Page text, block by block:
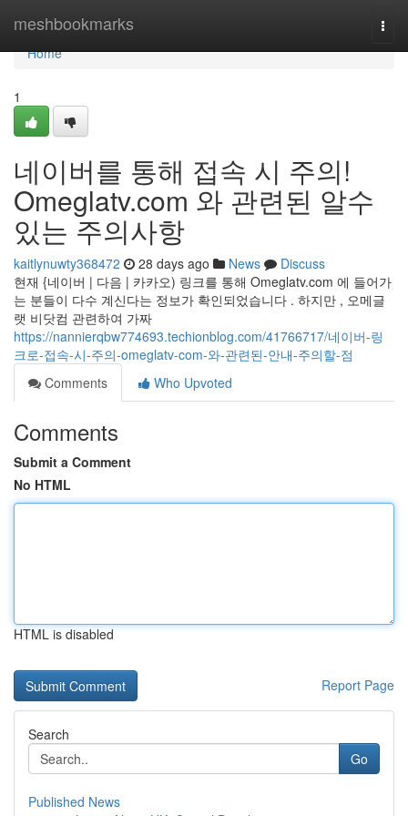
meshbookmarks
Home
Home
1
네이버를 통해 접속 시 주의!
Omeglatv.com 와 관련된 알수
있는 주의사항
kaitlynuwty368472 28 days ago News
Discuss
현재 {네이버 | 다음 | 카카오) 링크를 통해 Omeglatv.com 에 들어가
는 분들이 다수 계신다는 정보가 확인되었습니다 . 하지만 , 오메글
랫 비닷컴 관련하여 가짜
https://nannierqbw774693.techionblog.com/41766717/네이버-링
크로-접속-시-주의-omeglatv-com-와-관련된-안내-주의할-점
Comments
Who Upvoted
Comments
Submit a Comment
No HTML
HTML is disabled
Report Page
Search
Go
Published News